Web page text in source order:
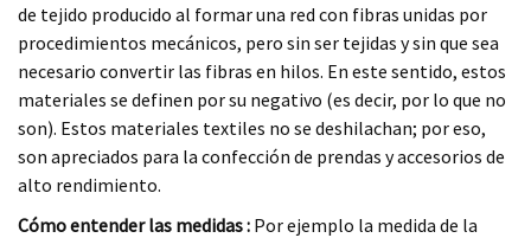
de tejido producido al formar una red con fibras unidas por
procedimientos mecánicos, pero sin ser tejidas y sin que sea
necesario convertir las fibras en hilos.​ En este sentido, estos
materiales se definen por su negativo (es decir, por lo que no
son). Estos materiales textiles no se deshilachan; por eso,
son apreciados para la confección de prendas y accesorios de
alto rendimiento.
Cómo entender las medidas : Por ejemplo la medida de la